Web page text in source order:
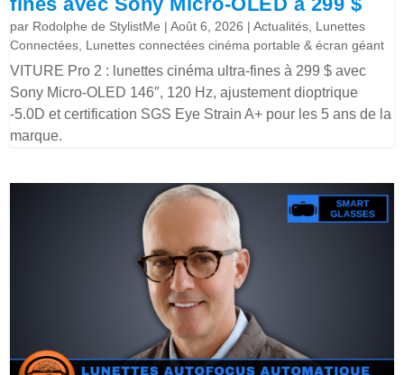
par Rodolphe de StylistMe |Août 6, 2026 |Actualités, Lunettes
Connectées, Lunettes connectées cinéma portable & écran géant
VITURE Pro 2 : lunettes cinéma ultra-fines à 299 $ avec
Sony Micro-OLED 146″, 120 Hz, ajustement dioptrique
-5.0D et certification SGS Eye Strain A+ pour les 5 ans de la
marque.